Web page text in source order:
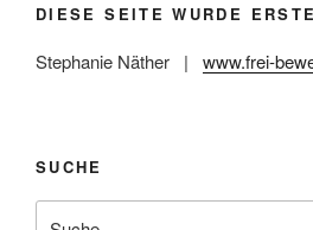
DIESE SEITE WURDE
Stephanie Näther | www.frei-
SUCHE